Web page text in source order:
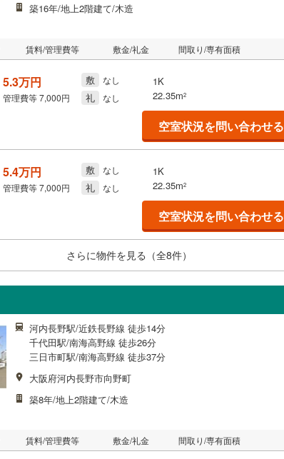
築16年/地上2階建て/木造
賃料/管理費等 敷金/礼金 間取り/専有面積
5.3万円
管理費等7,000円
敷 なし
礼 なし
1K
22.35m2
空室状況を問い合わせる
5.4万円
管理費等7,000円
敷 なし
礼 なし
1K
22.35m2
空室状況を問い合わせる
さらに物件を見る（全8件）
河内長野駅/近鉄長野線 徒歩14分
千代田駅/南海高野線 徒歩26分
三日市町駅/南海高野線 徒歩37分
大阪府河内長野市向野町
築8年/地上2階建て/木造
賃料/管理費等 敷金/礼金 間取り/専有面積